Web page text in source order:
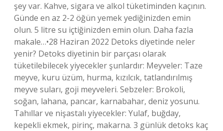
şey var. Kahve, sigara ve alkol tüketiminden kaçının.
Günde en az 2-2 öğün yemek yediğinizden emin
olun. 5 litre su içtiğinizden emin olun. Daha fazla
makale…•28 Haziran 2022 Detoks diyetinde neler
yenir? Detoks diyetinin bir parçası olarak
tüketilebilecek yiyecekler şunlardır: Meyveler: Taze
meyve, kuru üzüm, hurma, kızılcık, tatlandırılmış
meyve suları, goji meyveleri. Sebzeler: Brokoli,
soğan, lahana, pancar, karnabahar, deniz yosunu.
Tahıllar ve nişastalı yiyecekler: Yulaf, buğday,
kepekli ekmek, pirinç, makarna. 3 günlük detoks kaç